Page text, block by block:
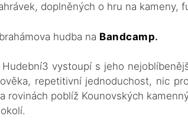
doplněných o hru na kameny,
hudba na Bandcamp.
Hudební3 vystoupí s jeho
repetitivní jednoduchost, nic
rovinách poblíž Kounovských